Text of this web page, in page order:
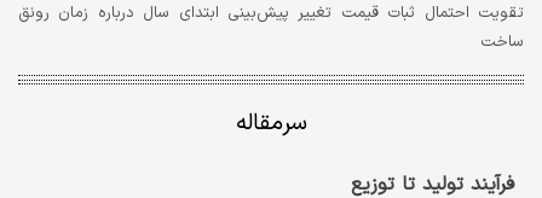
تقویت احتمال ثبات قیمت تغییر پیش‌بینی ابتدای سال درباره زمان رونق
ساخت
سرمقاله
فرآیند تولید تا توزیع